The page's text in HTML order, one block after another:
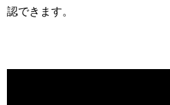
認できます。